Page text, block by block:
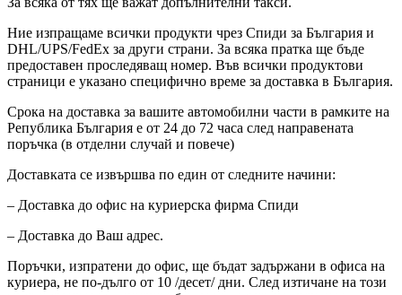
Ние изпращаме всички продукти чрез Спиди за България и
DHL/UPS/FedEx за други страни. За всяка пратка ще бъде
предоставен проследяващ номер. Във всички продуктови
страници е указано специфично време за доставка в България.
Срока на доставка за вашите автомобилни части в рамките на
Република България е от 24 до 72 часа след направената
поръчка (в отделни случай и повече)
Доставката се извършва по един от следните начини:
– Доставка до офис на куриерска фирма Спиди
– Доставка до Ваш адрес.
Поръчки, изпратени до офис, ще бъдат задържани в офиса на
куриера, не по-дълго от 10 /десет/ дни. След изтичане на този